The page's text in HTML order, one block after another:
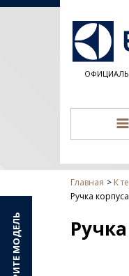
Главная К
Ручка